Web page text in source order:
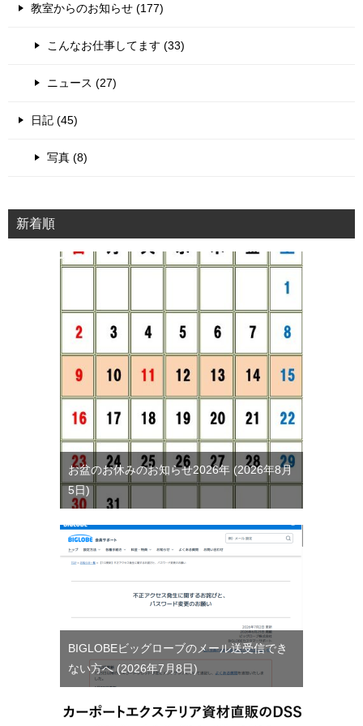
ー
教室からのお知らせ (177)
こんなお仕事してます (33)
ニュース (27)
日記 (45)
写真 (8)
新着順
お盆のお休みのお知らせ2026年
2026年8月
5日
BIGLOBEビッグローブのメール送受信でき
ない方へ
2026年7月8日